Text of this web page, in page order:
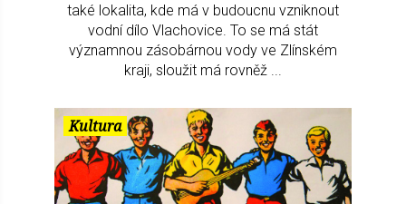
také lokalita, kde má v budoucnu vzniknout
vodní dílo Vlachovice. To se má stát
významnou zásobárnou vody ve Zlínském
kraji, sloužit má rovněž ...
Kultura